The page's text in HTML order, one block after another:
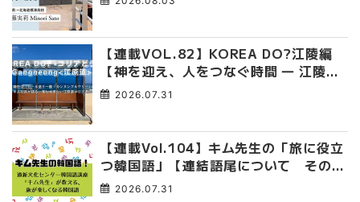
【連載VOL.82】KOREA DO?江陵編
【神を迎え、人をつなぐ時間 ― 江陵端
午祭 】
2026.07.31
【連載Vol.104】キム先生の「旅に役立
つ韓国語」【連結語尾について その
4】2026.07.31